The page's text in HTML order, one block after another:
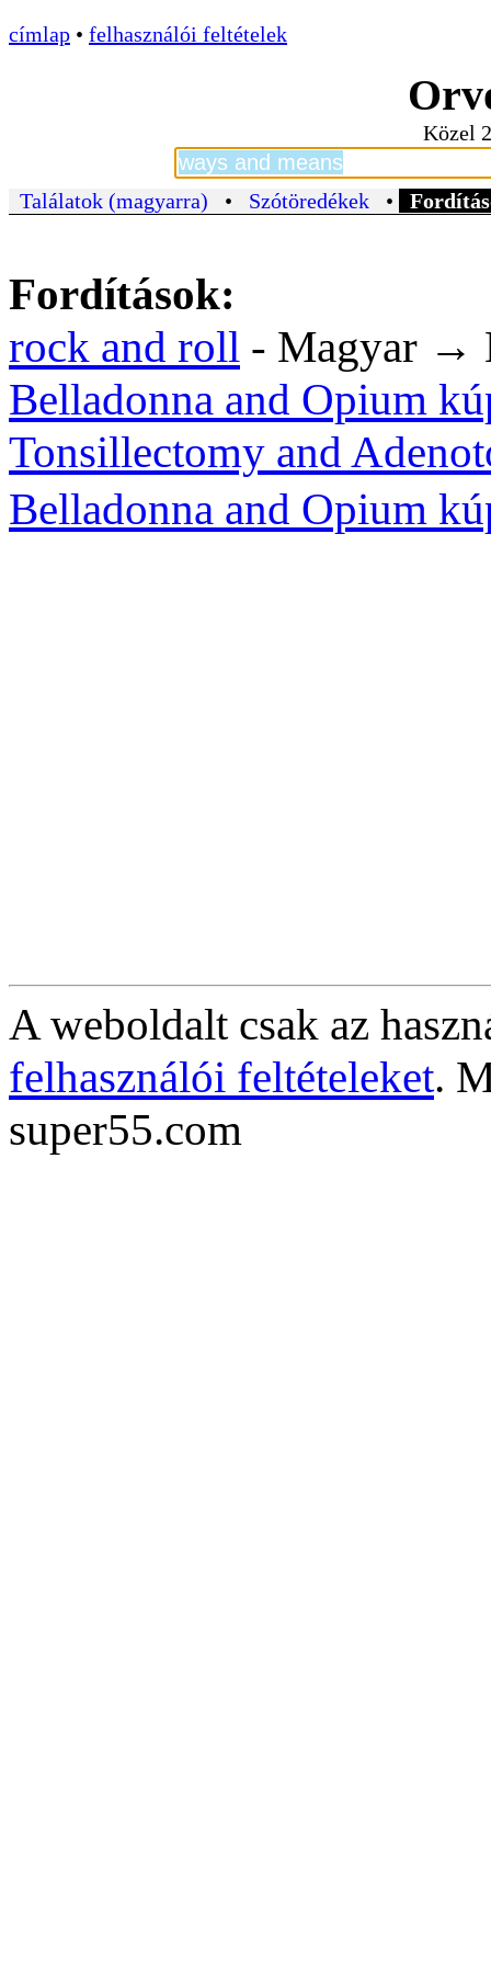
címlap • felhasználói feltételek
Közel
Találatok (magyarra) • Szótöredékek •
Fordítások:
rock and roll - Magyar →
Belladonna and Opium
Tonsillectomy and
Belladonna and Opium
A weboldalt csak az
felhasználói feltételeket.
super55.com